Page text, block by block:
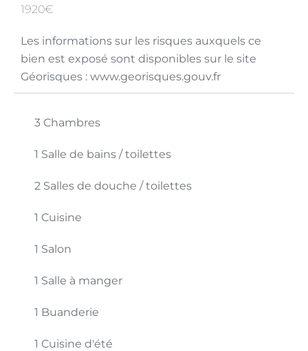
1920€
Les informations sur les risques auxquels ce
bien est exposé sont disponibles sur le site
Géorisques : www.georisques.gouv.fr
3 Chambres
1 Salle de bains / toilettes
2 Salles de douche / toilettes
1 Cuisine
1 Salon
1 Salle à manger
1 Buanderie
1 Cuisine d'été